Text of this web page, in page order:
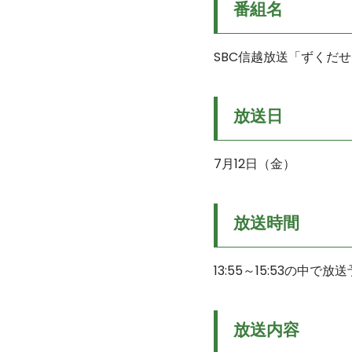
番組名
SBC信越放送「ずくだせ
放送日
7月12日（金）
放送時間
13:55～15:53の中で放送
放送内容